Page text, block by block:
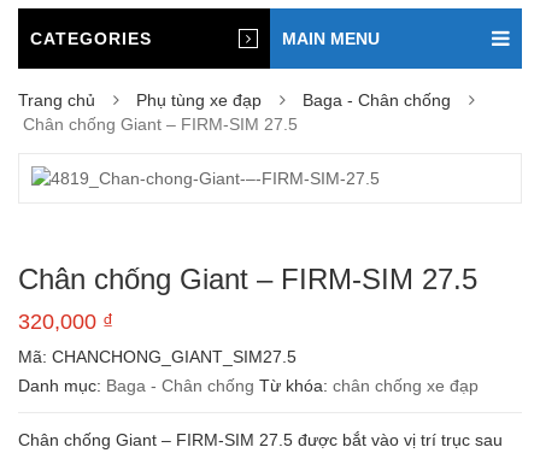
CATEGORIES MAIN MENU
Trang chủ Phụ tùng xe đạp
Baga - Chân chống
Chân chống Giant – FIRM-SIM 27.5
Chân chống Giant – FIRM-SIM 27.5
320,000 ₫
Mã: CHANCHONG_GIANT_SIM27.5
Danh mục: Baga - Chân chống Từ khóa: chân chống xe đạp
Chân chống Giant – FIRM-SIM 27.5 được bắt vào vị trí trục sau